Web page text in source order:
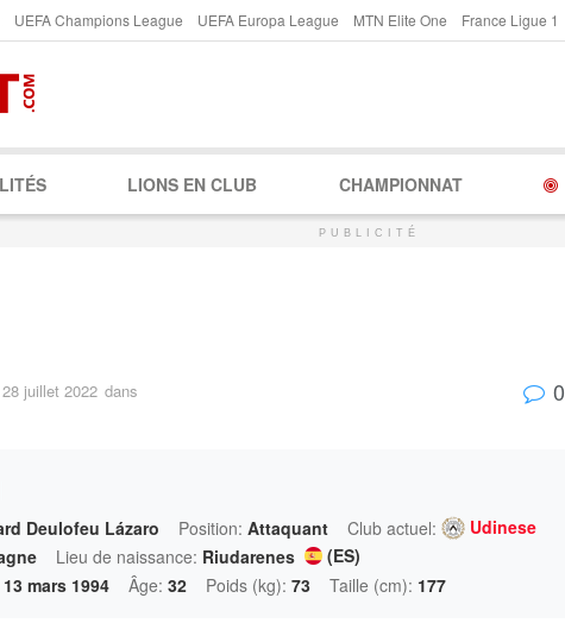
UEFA Champions League UEFA Europa League MTN Elite One France Ligue 1
LIONS EN CLUB CHAMPIONNAT
PUBLICITÉ
28 juillet 2022 dans 0
Deulofeu Lázaro Position: Attaquant Club actuel:
Udinese
Lieu de naissance: Riudarenes
(ES)
13 mars 1994 Âge: 32 Poids (kg): 73 Taille (cm): 177